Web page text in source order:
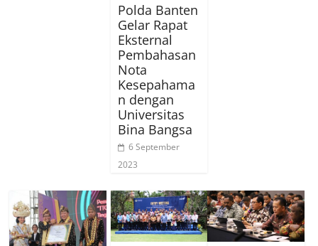
Polda Banten
Gelar Rapat
Eksternal
Pembahasan
Nota
Kesepahama
n dengan
Universitas
Bina Bangsa
6 September
2023